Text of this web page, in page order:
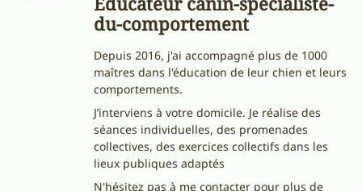
du-comportement
Depuis 2016, j'ai accompagné plus de 1000
maîtres dans l'éducation de leur chien et leurs
comportements.
J’interviens à votre domicile. Je réalise des
séances individuelles, des promenades
collectives, des exercices collectifs dans les
lieux publiques adaptés
N'hésitez pas à me contacter pour plus de